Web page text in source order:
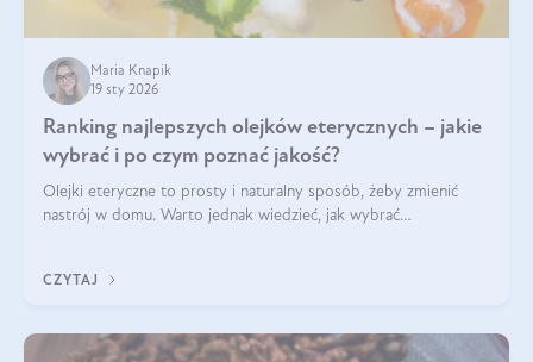
Maria Knapik
19 sty 2026
Ranking najlepszych olejków eterycznych – jakie
wybrać i po czym poznać jakość?
Olejki eteryczne to prosty i naturalny sposób, żeby zmienić
nastrój w domu. Warto jednak wiedzieć, jak wybrać
kryteria wyboru!
CZYTAJ